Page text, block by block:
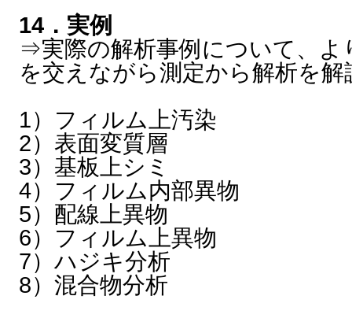
14．実例
⇒実際の解析事例について、よ
を交えながら測定から解析を解
1）フィルム上汚染
2）表面変質層
3）基板上シミ
4）フィルム内部異物
5）配線上異物
6）フィルム上異物
7）ハジキ分析
8）混合物分析